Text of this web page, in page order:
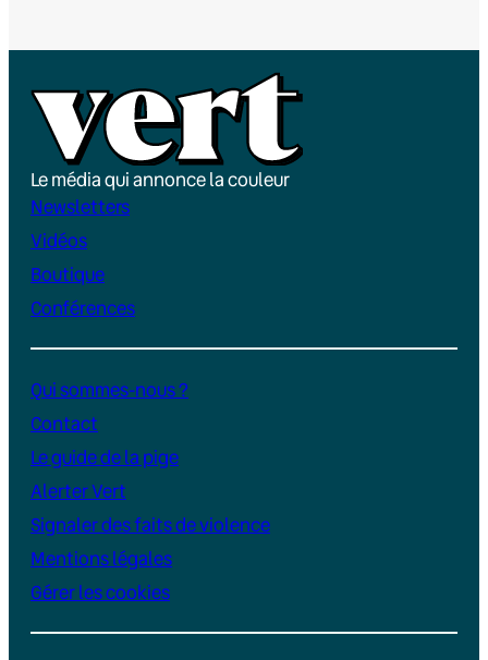
Le média qui annonce la couleur
Newsletters
Vidéos
Boutique
Conférences
Qui sommes-nous ?
Contact
Le guide de la pige
Alerter Vert
Signaler des faits de violence
Mentions légales
Gérer les cookies